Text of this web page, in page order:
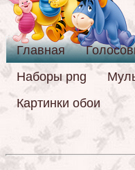
Главная
Наборы png
Картинки обои